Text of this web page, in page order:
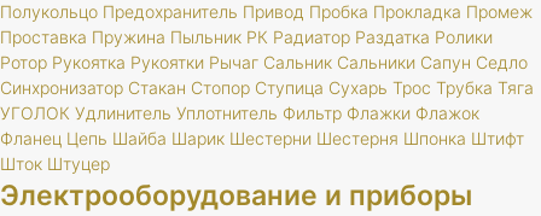
Полукольцо Предохранитель Привод Пробка Прокладка Промеж
Проставка Пружина Пыльник РК Радиатор Раздатка Ролики
Ротор Рукоятка Рукоятки Рычаг Сальник Сальники Сапун Седло
Синхронизатор Стакан Стопор Ступица Сухарь Трос Трубка Тяга
УГОЛОК Удлинитель Уплотнитель Фильтр Флажки Флажок
Фланец Цепь Шайба Шарик Шестерни Шестерня Шпонка Штифт
Шток Штуцер
Электрооборудование и приборы